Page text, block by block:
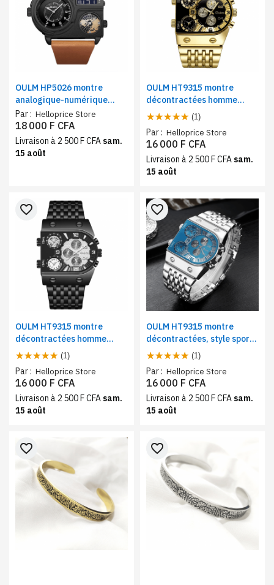
OULM HP5026 montre
analogique-numérique
homme – quartz, triple
fuseau horaire, style sport
et luxe, noir-marron clair
Par : Helloprice Store
18 000 F CFA
Livraison à 2 500 F CFA sam.
15 août
OULM HT9315 montre
décontractées homme
quartz – multi-fuseaux,
style sport et luxe, bracelet
acier inoxydable, or
(1)
Par : Helloprice Store
16 000 F CFA
Livraison à 2 500 F CFA sam.
15 août
OULM HT9315 montre
décontractées homme
quartz, noir – multi-
fuseaux, bracelet acier
inoxydable, style sport et
luxe
(1)
Par : Helloprice Store
favorite_border
16 000 F CFA
Livraison à 2 500 F CFA sam.
15 août
OULM HT9315 montre
décontractées, style sport
et luxe homme quartz –
multi-fuseaux, bracelet
acier inoxydable, argent
(1)
Par : Helloprice Store
favorite_border
16 000 F CFA
Livraison à 2 500 F CFA sam.
15 août
favorite_border favorite_border